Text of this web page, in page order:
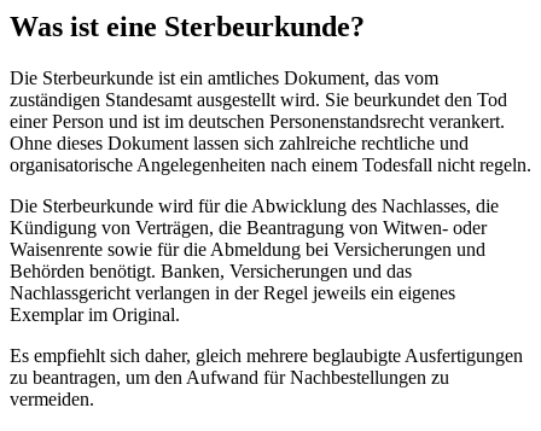
Was ist eine Sterbeurkunde?
Die Sterbeurkunde ist ein amtliches Dokument, das vom
zuständigen Standesamt ausgestellt wird. Sie beurkundet den Tod
einer Person und ist im deutschen Personenstandsrecht verankert.
Ohne dieses Dokument lassen sich zahlreiche rechtliche und
organisatorische Angelegenheiten nach einem Todesfall nicht regeln.
Die Sterbeurkunde wird für die Abwicklung des Nachlasses, die
Kündigung von Verträgen, die Beantragung von Witwen- oder
Waisenrente sowie für die Abmeldung bei Versicherungen und
Behörden benötigt. Banken, Versicherungen und das
Nachlassgericht verlangen in der Regel jeweils ein eigenes
Exemplar im Original.
Es empfiehlt sich daher, gleich mehrere beglaubigte Ausfertigungen
zu beantragen, um den Aufwand für Nachbestellungen zu
vermeiden.